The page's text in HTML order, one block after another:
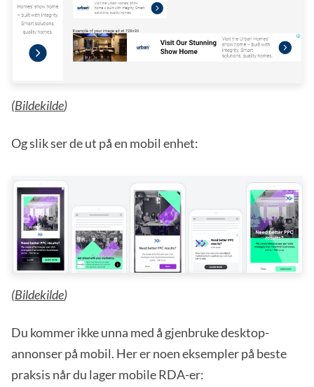
(Bildekilde)
Og slik ser de ut på en mobil enhet:
(Bildekilde)
Du kommer ikke unna med å gjenbruke desktop-
annonser på mobil. Her er noen eksempler på beste
praksis når du lager mobile RDA-er: